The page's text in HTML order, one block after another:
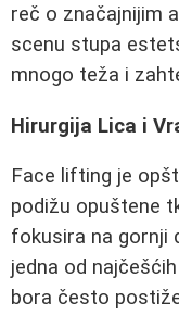
reč o značajnijim
scenu stupa
mnogo teža i
Hirurgija Lica i
Face lifting je
podižu opuštene
fokusira na gornji
jedna od
bora često